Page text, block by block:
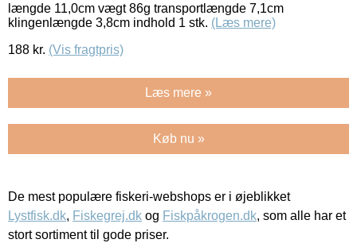
længde 11,0cm vægt 86g transportlængde 7,1cm
klingenlængde 3,8cm indhold 1 stk. (Læs mere)
188 kr. (Vis fragtpris)
Læs mere »
Køb nu »
De mest populære fiskeri-webshops er i øjeblikket
Lystfisk.dk, Fiskegrej.dk og Fiskpåkrogen.dk, som alle har et
stort sortiment til gode priser.